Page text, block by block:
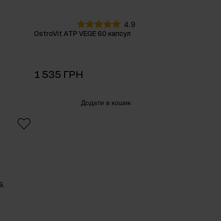
4.9
OstroVit ATP VEGE 60 капсул
1 535 ГРН
Додати в кошик